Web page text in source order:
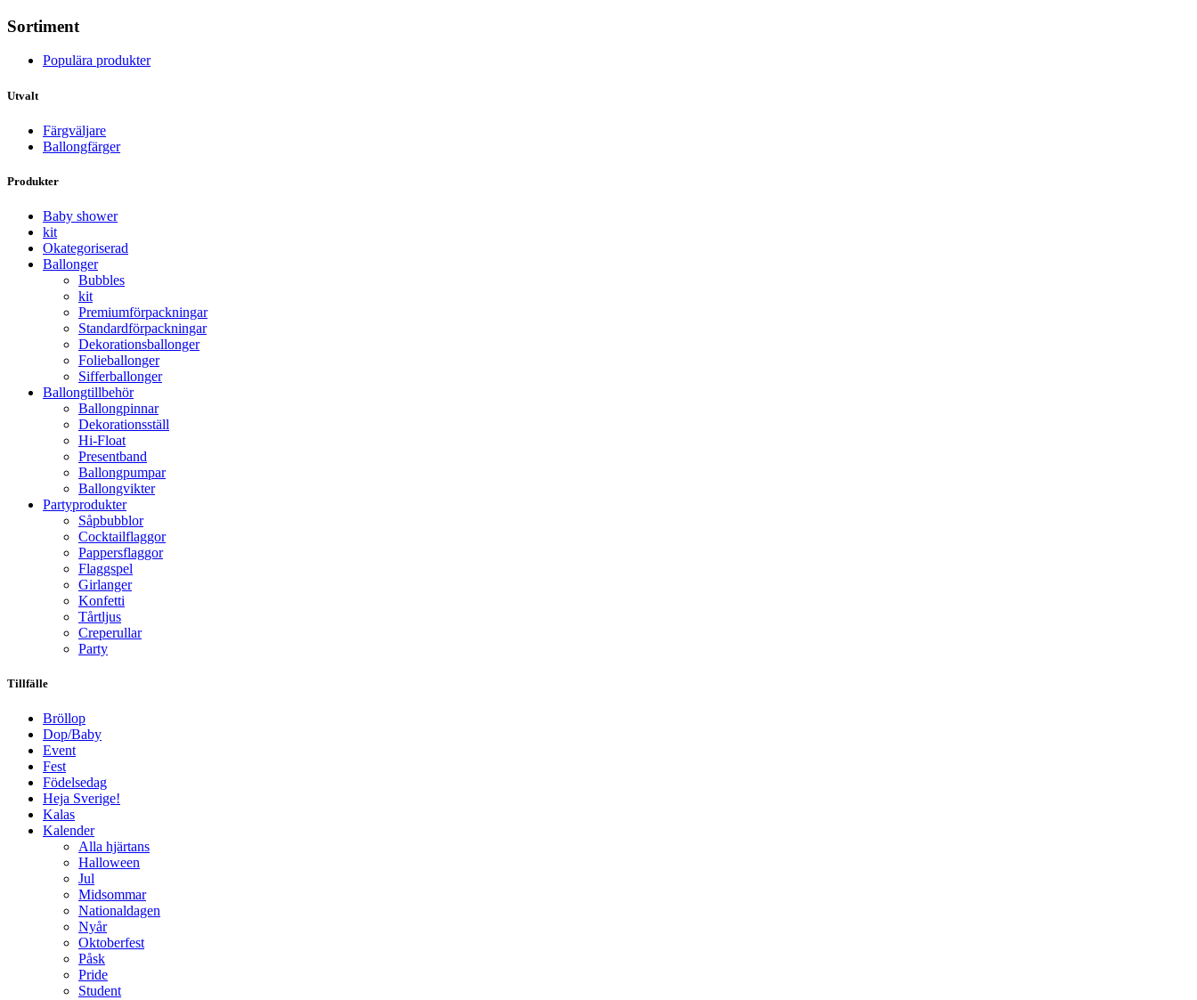
Sortiment
Populära produkter
Utvalt
Färgväljare
Ballongfärger
Produkter
Baby shower
kit
Okategoriserad
Ballonger
Bubbles
kit
Premium­förpackningar
Standard­­förpackningar
Dekorations­ballonger
Folie­­­ballonger
Siffer­­ballonger
Ballong­tillbehör
Ballongpinnar
Dekorationsställ
Hi-Float
Presentband
Ballongpumpar
Ballong­vikter
Party­­produkter
Såpbubblor
Cocktail­flaggor
Pappers­flaggor
Flaggspel
Girlanger
Konfetti
Tårtljus
Creperullar
Party
Tillfälle
Bröllop
Dop/Baby
Event
Fest
Födelsedag
Heja Sverige!
Kalas
Kalender
Alla hjärtans
Halloween
Jul
Midsommar
Nationaldagen
Nyår
Oktoberfest
Påsk
Pride
Student